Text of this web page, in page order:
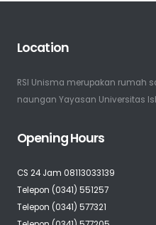
Location
RSI Unisma merupakan rumah
naungan Yayasan Universitas
Opening Hours
CS 24 Jam 08113033139
Telepon (0341) 551257
Telepon (0341) 577321